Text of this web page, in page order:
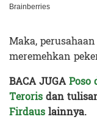
Maka,
meremehkan
BACA JUGAPoso
Terorisdan
Firdauslainnya.